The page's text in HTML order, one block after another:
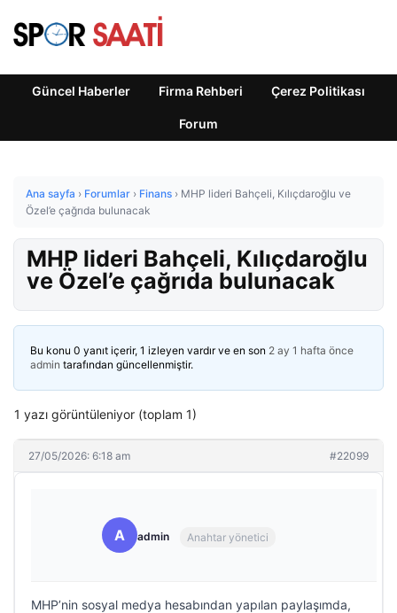
Güncel Haberler Firma Rehberi Çerez Politikası
Forum
Ana sayfa › Forumlar › Finans › MHP lideri Bahçeli, Kılıçdaroğlu ve
Özel’e çağrıda bulunacak
MHP lideri Bahçeli, Kılıçdaroğlu
ve Özel’e çağrıda bulunacak
Bu konu 0 yanıt içerir, 1 izleyen vardır ve en son 2 ay 1 hafta önce
admin tarafından güncellenmiştir.
1 yazı görüntüleniyor (toplam 1)
27/05/2026: 6:18 am #22099
A admin Anahtar yönetici
MHP’nin sosyal medya hesabından yapılan paylaşımda,